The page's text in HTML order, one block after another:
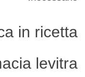
in ricetta
levitra